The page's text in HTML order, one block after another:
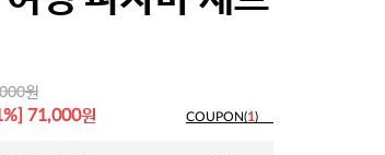
원
71,000원 COUPON(1)